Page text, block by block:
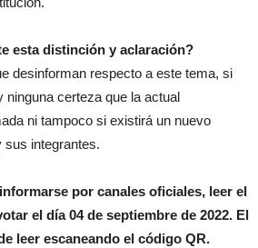
esta distinción y aclaración?
desinforman respecto a este tema, si
ninguna certeza que la actual
ni tampoco si existirá un nuevo
sus integrantes.
por canales oficiales, leer el
el día 04 de septiembre de 2022. El
leer escaneando el código QR.